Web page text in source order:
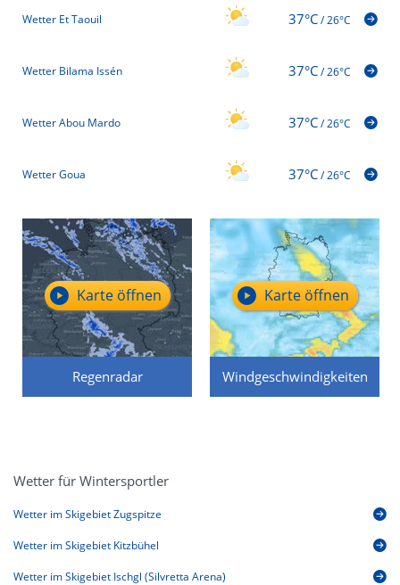
Wetter Et Taouil 37°C/26°C
Wetter Bilama Issén 37°C/26°C
Wetter Abou Mardo 37°C/26°C
Wetter Goua 37°C/26°C
Regenradar
Karte öffnen
Windgeschwindigkeiten
Karte öffnen
Wetter für Wintersportler
Wetter im Skigebiet Zugspitze
Wetter im Skigebiet Kitzbühel
Wetter im Skigebiet Ischgl (Silvretta Arena)